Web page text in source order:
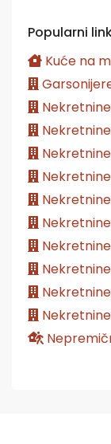
Popularni
Kuće na